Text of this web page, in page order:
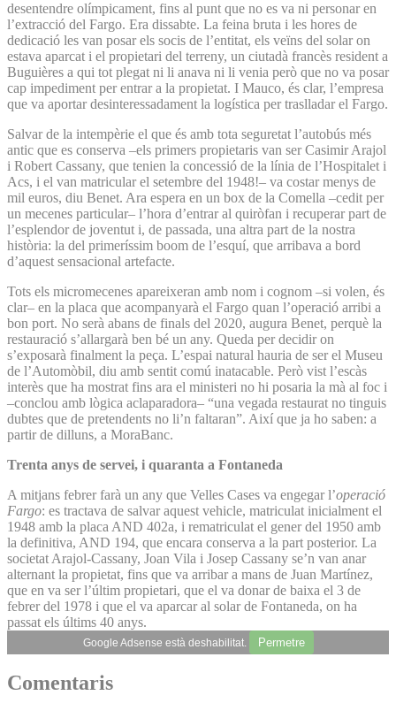
desentendre olímpicament, fins al punt que no es va ni personar en
l’extracció del Fargo. Era dissabte. La feina bruta i les hores de
dedicació les van posar els socis de l’entitat, els veïns del solar on
estava aparcat i el propietari del terreny, un ciutadà francès resident a
Buguières a qui tot plegat ni li anava ni li venia però que no va posar
cap impediment per entrar a la propietat. I Mauco, és clar, l’empresa
que va aportar desinteressadament la logística per traslladar el Fargo.
Salvar de la intempèrie el que és amb tota seguretat l’autobús més
antic que es conserva –els primers propietaris van ser Casimir Arajol
i Robert Cassany, que tenien la concessió de la línia de l’Hospitalet i
Acs, i el van matricular el setembre del 1948!– va costar menys de
mil euros, diu Benet. Ara espera en un box de la Comella –cedit per
un mecenes particular– l’hora d’entrar al quiròfan i recuperar part de
l’esplendor de joventut i, de passada, una altra part de la nostra
història: la del primeríssim boom de l’esquí, que arribava a bord
d’aquest sensacional artefacte.
Tots els micromecenes apareixeran amb nom i cognom –si volen, és
clar– en la placa que acompanyarà el Fargo quan l’operació arribi a
bon port. No serà abans de finals del 2020, augura Benet, perquè la
restauració s’allargarà ben bé un any. Queda per decidir on
s’exposarà finalment la peça. L’espai natural hauria de ser el Museu
de l’Automòbil, diu amb sentit comú inatacable. Però vist l’escàs
interès que ha mostrat fins ara el ministeri no hi posaria la mà al foc i
–conclou amb lògica aclaparadora– “una vegada restaurat no tinguis
dubtes que de pretendents no li’n faltaran”. Així que ja ho saben: a
partir de dilluns, a MoraBanc.
Trenta anys de servei, i quaranta a Fontaneda
A mitjans febrer farà un any que Velles Cases va engegar l’operació
Fargo: es tractava de salvar aquest vehicle, matriculat inicialment el
1948 amb la placa AND 402a, i rematriculat el gener del 1950 amb
la definitiva, AND 194, que encara conserva a la part posterior. La
societat Arajol-Cassany, Joan Vila i Josep Cassany se’n van anar
alternant la propietat, fins que va arribar a mans de Juan Martínez,
que en va ser l’últim propietari, que el va donar de baixa el 3 de
febrer del 1978 i que el va aparcar al solar de Fontaneda, on ha
passat els últims 40 anys.
Google Adsense està deshabilitat. Permetre
Comentaris